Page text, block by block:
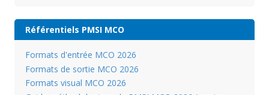
Référentiels PMSI MCO
Formats d'entrée MCO 2026
Formats de sortie MCO 2026
Formats visual MCO 2026